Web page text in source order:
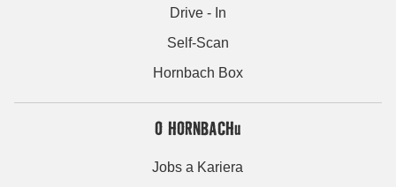
Drive - In
Self-Scan
Hornbach Box
O HORNBACHu
Jobs a Kariera